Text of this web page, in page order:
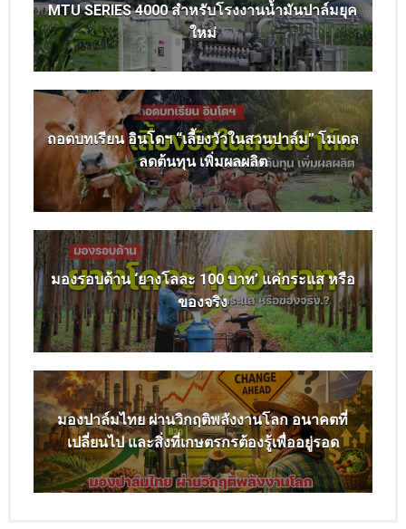
MTU SERIES 4000 สำหรับโรงงานน้ำมันปาล์มยุค
ใหม่
ถอดบทเรียน อินโดฯ “เลี้ยงวัวในสวนปาล์ม” โมเดล
ลดต้นทุน เพิ่มผลผลิต
มองรอบด้าน ‘ยางโลละ 100 บาท’ แค่กระแส หรือ
ของจริง
มองปาล์มไทย ผ่านวิกฤติพลังงานโลก อนาคตที่
เปลี่ยนไป และสิ่งที่เกษตรกรต้องรู้เพื่ออยู่รอด